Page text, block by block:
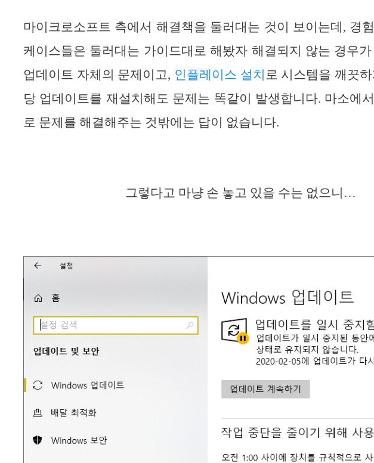
마이크로소프트 측에서 해결책을 둘러대는 것이 보이는데, 경
케이스들은 둘러대는 가이드대로 해봤자 해결되지 않는 경우
업데이트 자체의 문제이고, 인플레이스 설치로 시스템을 깨끗
당 업데이트를 재설치해도 문제는 똑같이 발생합니다. 마소에
로 문제를 해결해주는 것밖에는 답이 없습니다.
그렇다고 마냥 손 놓고 있을 수는 없으니…